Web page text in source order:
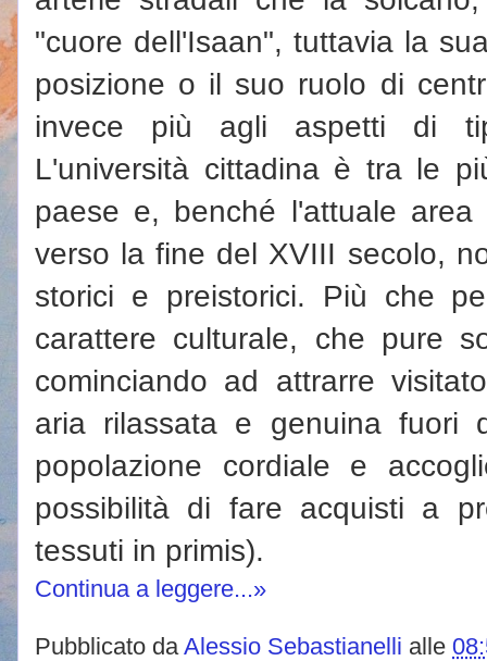
"cuore dell'Isaan", tuttavia la
posizione o il suo ruolo di
invece più agli aspetti di
L'università cittadina è tra le
paese e, benché l'attuale
verso la fine del XVIII secolo,
storici e preistorici. Più che
carattere culturale, che pure
cominciando ad attrarre
aria rilassata e genuina fuori
popolazione cordiale e
possibilità di fare acquisti a
tessuti in primis).
Continua a leggere...»
Pubblicato da Alessio Sebastianelli alle